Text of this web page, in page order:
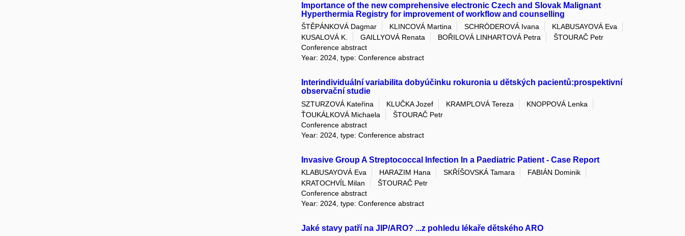
Importance of the new comprehensive electronic Czech and Slovak Malignant
Hyperthermia Registry for improvement of workflow and counselling
ŠTĚPÁNKOVÁ Dagmar KLINCOVÁ Martina SCHRÖDEROVÁ Ivana
KLABUSAYOVÁ Eva
KUSALOVÁ K.
GAILLYOVÁ Renata BOŘILOVÁ LINHARTOVÁ Petra
ŠTOURAČ Petr
Conference abstract
Year: 2024, type: Conference abstract
Interindividuální variabilita dobyúčinku rokuronia u dětských pacientů:prospektivní
observační studie
SZTURZOVÁ Kateřina KLUČKA Jozef KRAMPLOVÁ Tereza
KNOPPOVÁ Lenka
ŤOUKÁLKOVÁ Michaela
ŠTOURAČ Petr
Conference abstract
Year: 2024, type: Conference abstract
Invasive Group A Streptococcal Infection In a Paediatric Patient - Case Report
KLABUSAYOVÁ Eva HARAZIM Hana SKŘÍŠOVSKÁ Tamara
FABIÁN Dominik
KRATOCHVÍL Milan
ŠTOURAČ Petr
Conference abstract
Year: 2024, type: Conference abstract
Jaké stavy patří na JIP/ARO? ...z pohledu lékaře dětského ARO